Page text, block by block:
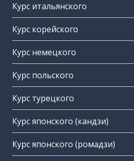
Курс итальянского
Курс корейского
Курс немецкого
Курс польского
Курс турецкого
Курс японского (кандзи)
Курс японского (ромадзи)